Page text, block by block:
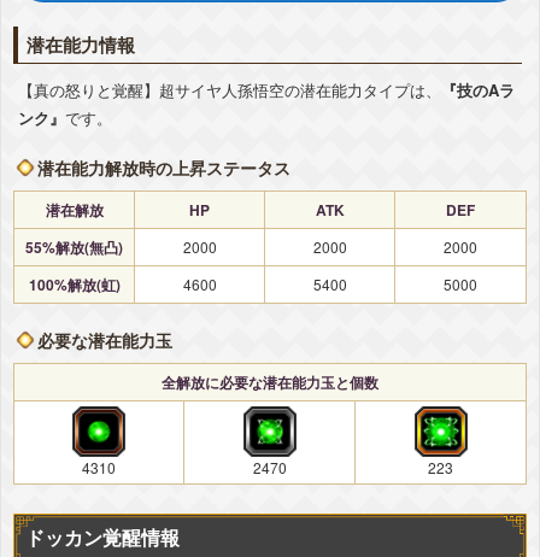
潜在能力情報
【真の怒りと覚醒】超サイヤ人孫悟空の潜在能力タイプは、
『技のAラ
ンク』 です。
潜在能力解放時の上昇ステータス
潜在解放 HP ATK
DEF
55%解放(無凸)
2000 2000 2000
100%解放(虹) 4600 5400 5000
必要な潜在能力玉
全解放に必要な潜在能力玉と個数
4310 2470 223
ドッカン覚醒情報